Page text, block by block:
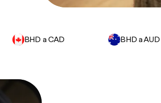
BHD a CAD BHD a AUD